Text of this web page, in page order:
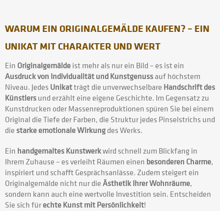
WARUM EIN ORIGINALGEMÄLDE KAUFEN? – EIN
UNIKAT MIT CHARAKTER UND WERT
Ein Originalgemäldeist mehr als nur ein Bild – es ist ein
Ausdruck von Individualität und Kunstgenussauf höchstem
Niveau. Jedes Unikatträgt die unverwechselbare Handschrift des
Künstlersund erzählt eine eigene Geschichte. Im Gegensatz zu
Kunstdrucken oder Massenreproduktionen spüren Sie bei einem
Original die Tiefe der Farben, die Struktur jedes Pinselstrichs und
die starke emotionale Wirkungdes Werks.
Ein handgemaltes Kunstwerkwird schnell zum Blickfang in
Ihrem Zuhause – es verleiht Räumen einen besonderen Charme,
inspiriert und schafft Gesprächsanlässe. Zudem steigert ein
Originalgemälde nicht nur dieÄsthetik Ihrer Wohnräume,
sondern kann auch eine wertvolle Investition sein. Entscheiden
Sie sich fürechte Kunst mit Persönlichkeit!